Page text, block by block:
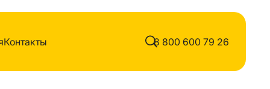
Контакты 8 800 600 79 26